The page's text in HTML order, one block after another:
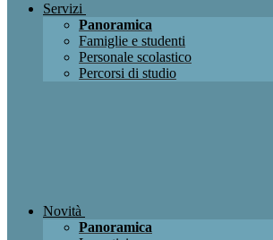
Servizi
Panoramica
Famiglie e studenti
Personale scolastico
Percorsi di studio
Novità
Panoramica